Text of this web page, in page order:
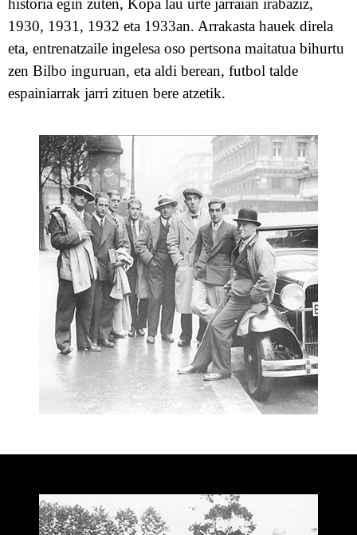
historia egin zuten, Kopa lau urte jarraian irabaziz,
1930, 1931, 1932 eta 1933an. Arrakasta hauek direla
eta, entrenatzaile ingelesa oso pertsona maitatua bihurtu
zen Bilbo inguruan, eta aldi berean, futbol talde
espainiarrak jarri zituen bere atzetik.